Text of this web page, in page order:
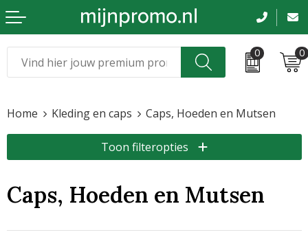
0 0
Kleding & caps
Sportkleding
Werkkleding
Sinterklaas
Voetbal, EK en WK
Home Kleding en caps Caps, Hoeden en Mutsen
Toon filteropties
Caps, Hoeden en Mutsen